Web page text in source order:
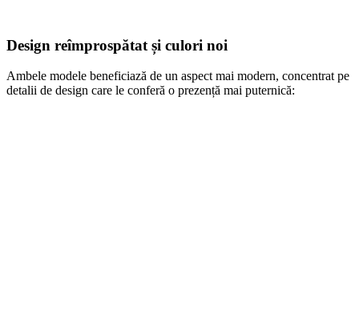
Design reîmprospătat și culori noi
Ambele modele beneficiază de un aspect mai modern, concentrat pe
detalii de design care le conferă o prezență mai puternică: